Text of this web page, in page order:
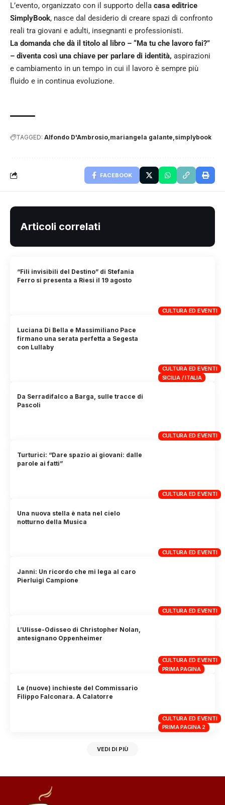
L’evento, organizzato con il supporto della casa editrice
SimplyBook, nasce dal desiderio di creare spazi di confronto
reali tra giovani e adulti, insegnanti e professionisti.
La domanda che dà il titolo al libro – “Ma tu che lavoro fai?”
– diventa così una chiave per parlare di identità, aspirazioni
e cambiamento in un tempo in cui il lavoro è sempre più
fluido e in continua evoluzione.
TAGGED: Alfondo D'Ambrosio mariangela galante simplybook
FACEBOOK
Articoli correlati
CULTURA ED EVENTI
“Fili invisibili del Destino” di Stefania
Ferro si presenta a Riesi il 19 agosto
CULTURA ED EVENTI
SICILIA / ITALIA
Luciana Di Bella e Massimiliano Pace
firmano una serata perfetta a Segesta
con Lullaby
CULTURA ED EVENTI
Da Serradifalco a Barga, sulle tracce di
Pascoli
CULTURA ED EVENTI
Turturici: “Dare spazio ai giovani: dalle
parole ai fatti”
CULTURA ED EVENTI
Una nuova stella è nata nel cielo
notturno della Musica
CULTURA ED EVENTI
Janni: Un ricordo che mi lega al caro
Pierluigi Campione
CULTURA ED EVENTI
PRIMA PAGINA
L’Ulisse-Odisseo di Christopher Nolan,
antesignano Oppenheimer
CULTURA ED EVENTI
PRIMA PAGINA 2
Le (nuove) inchieste del Commissario
Filippo Falconara. A Calatorre
VEDI DI PIÙ